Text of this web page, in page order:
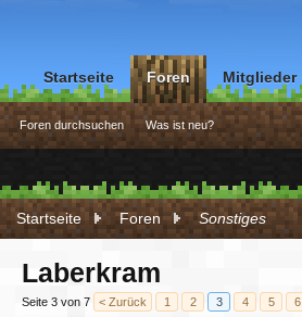
Startseite Foren Sonstiges
Laberkram
Seite 3 von 7 < Zurück 1 2 3 4 5 6
Startseite Foren
Foren durchsuchen Was ist neu?
Mitglieder